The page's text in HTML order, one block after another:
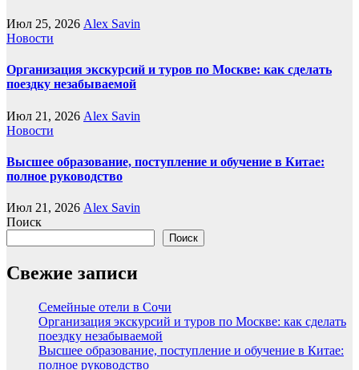
Июл 25, 2026 Alex Savin
Новости
Организация экскурсий и туров по Москве: как сделать
поездку незабываемой
Июл 21, 2026 Alex Savin
Новости
Высшее образование, поступление и обучение в Китае:
полное руководство
Июл 21, 2026 Alex Savin
Поиск
Поиск
Свежие записи
Семейные отели в Сочи
Организация экскурсий и туров по Москве: как сделать
поездку незабываемой
Высшее образование, поступление и обучение в Китае:
полное руководство